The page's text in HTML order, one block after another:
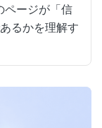
ページが「信
るかを理解す